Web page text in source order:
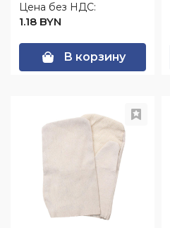
Цена без НДС:
1.18 BYN
В корзину